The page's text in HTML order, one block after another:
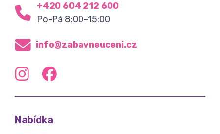
+420 604 212 600
Po-Pá 8:00–15:00
info@zabavneuceni.cz
Nabídka